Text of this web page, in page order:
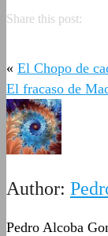
Share this post:
« El Chopo de
El fracaso de
Author:
Pedro Alcoba